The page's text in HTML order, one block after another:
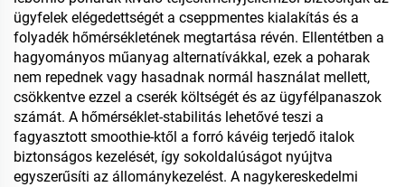
ügyfelek elégedettségét a cseppmentes kialakítás és a
folyadék hőmérsékletének megtartása révén. Ellentétben a
hagyományos műanyag alternatívákkal, ezek a poharak
nem repednek vagy hasadnak normál használat mellett,
csökkentve ezzel a cserék költségét és az ügyfélpanaszok
számát. A hőmérséklet-stabilitás lehetővé teszi a
fagyasztott smoothie-ktől a forró kávéig terjedő italok
biztonságos kezelését, így sokoldalúságot nyújtva
egyszerűsíti az állománykezelést. A nagykereskedelmi